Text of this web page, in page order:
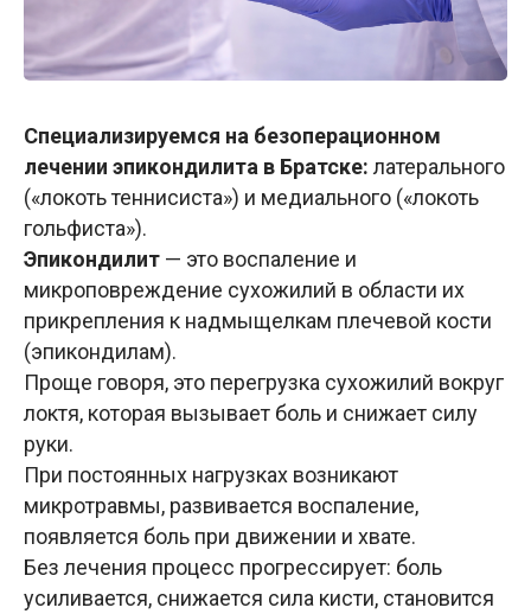
Специализируемся на безоперационном
лечении эпикондилита в Братске: латерального
(«локоть теннисиста») и медиального («локоть
гольфиста»).
Эпикондилит — это воспаление и
микроповреждение сухожилий в области их
прикрепления к надмыщелкам плечевой кости
(эпикондилам).
Проще говоря, это перегрузка сухожилий вокруг
локтя, которая вызывает боль и снижает силу
руки.
При постоянных нагрузках возникают
микротравмы, развивается воспаление,
появляется боль при движении и хвате.
Без лечения процесс прогрессирует: боль
усиливается, снижается сила кисти, становится